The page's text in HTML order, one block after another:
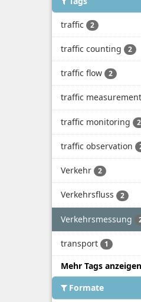
traffic 2
traffic counting 2
traffic flow 2
traffic measurement
traffic monitoring 2
traffic observation
Verkehr 2
Verkehrsfluss 2
Verkehrsmessung
transport 1
Mehr Tags anzeigen
Formate